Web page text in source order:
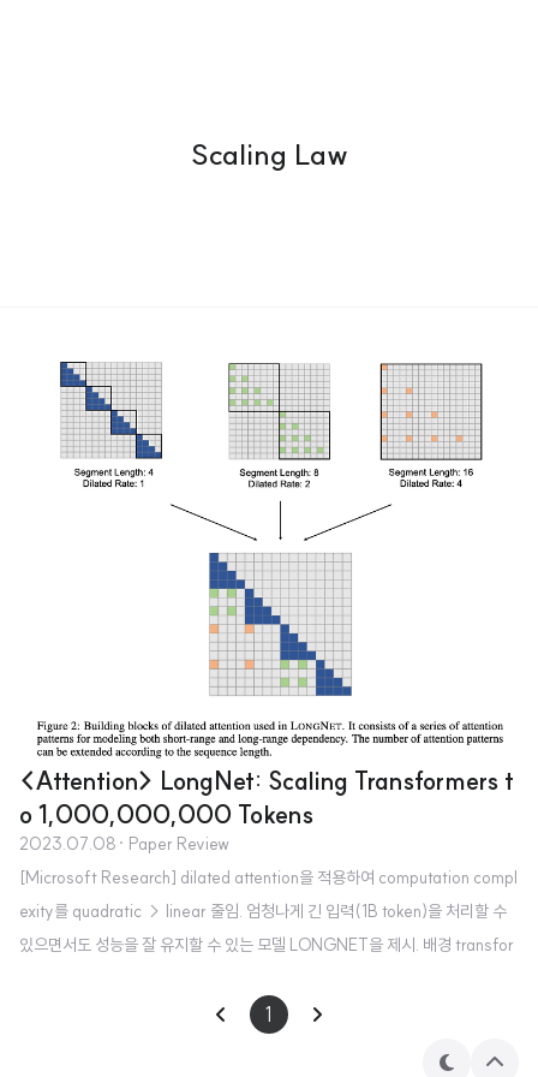
Scaling Law
<Attention> LongNet: Scaling Transformers t
o 1,000,000,000 Tokens
2023.07.08 · Paper Review
[Microsoft Research] dilated attention을 적용하여 computation compl
exity를 quadratic → linear 줄임. 엄청나게 긴 입력(1B token)을 처리할 수
있으면서도 성능을 잘 유지할 수 있는 모델 LONGNET을 제시. 배경 transfor
필요로 한다는 문제점이 존재하고 있습니다. self-attention 방식을 생각해보
1